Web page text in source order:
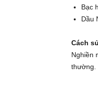
Bạc
Dầu
Cách
Nghiền
thường.